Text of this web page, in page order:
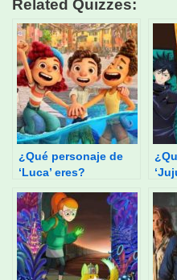
Related Quizzes:
¿Qué personaje de
‘Luca’ eres?